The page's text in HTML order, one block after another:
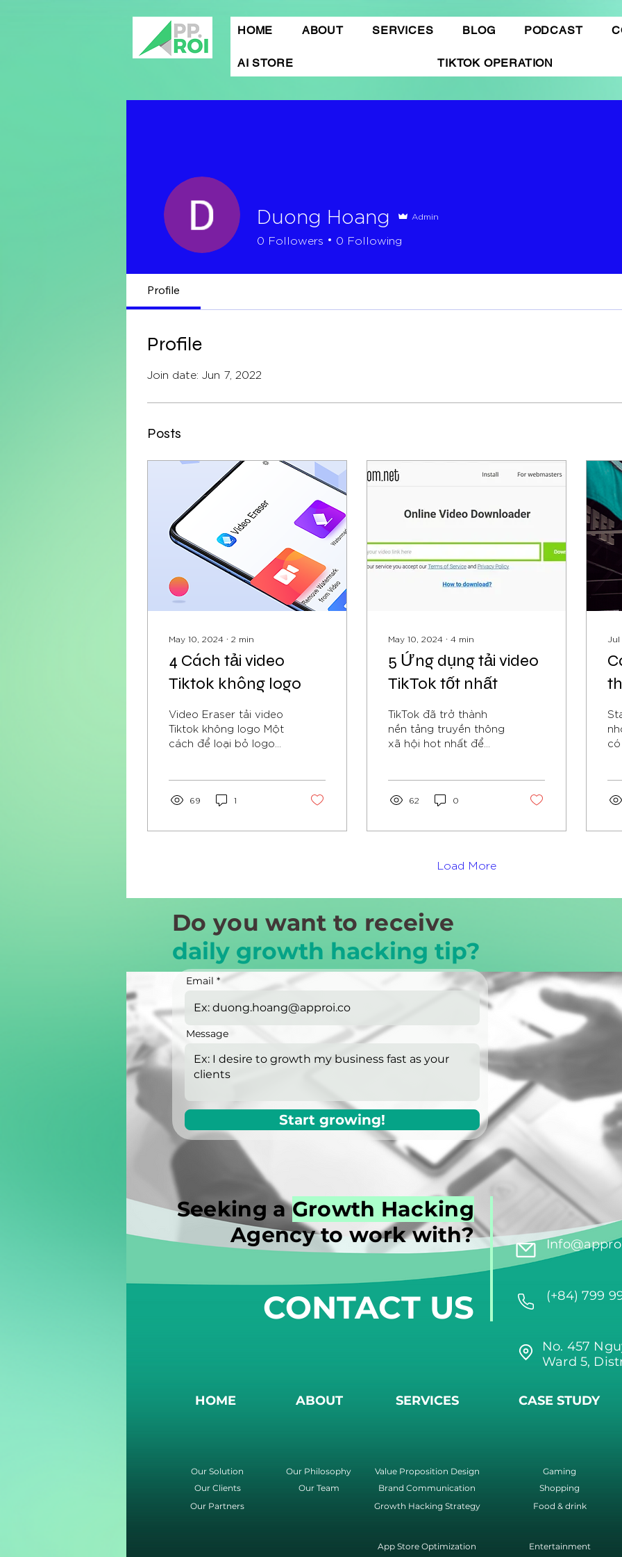
HOME ABOUT SERVICES BLOG PODCAST
AI STORE TIKTOK OPERATION
Duong Hoang Admin
0 Followers 0 Following
Profile
Profile
Join date: Jun 7, 2022
Posts
May 10, 2024 ∙ 2 min
4 Cách tải video
Tiktok không logo
Video Eraser tải video
Tiktok không logo Một
cách để loại bỏ logo
giản...69 1
May 10, 2024 ∙ 4 min
5 Ứng dụng tải video
TikTok tốt nhất
TikTok đã trở thành
nền tảng truyền thông
xã hội hot nhất để
nơi bạn có...
62 0
Load More
Do you want to receive
daily growth hacking tip?
Email
Message
Start growing!
HOME ABOUT SERVICES CASE STUDY
Our Solution
Our Clients
Our Partners
Our Philosophy
Value Proposition Design
Our Team
Brand Communication
Growth Hacking Strategy
Gaming
Shopping
Food & drink
App Store Optimization Entertainment
Seeking aGrowth Hacking
Agency to work with?
CONTACT US (+84) 799
No. 457
Ward 5,